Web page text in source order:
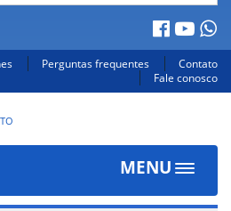
Perguntas frequentes
Contato
Fale conosco
MENU
Toggle